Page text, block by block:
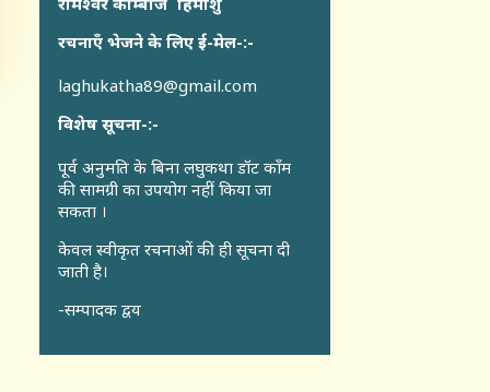
रचनाएँ भेजने के लिए ई-मेल-:-
laghukatha89@gmail.com
विशेष सूचना-:-
पूर्व अनुमति के बिना लघुकथा डॉट कॉंम
की सामग्री का उपयोग नहीं किया जा
सकता ।
केवल स्वीकृत रचनाओं की ही सूचना दी
जाती है।
-सम्पादक द्वय